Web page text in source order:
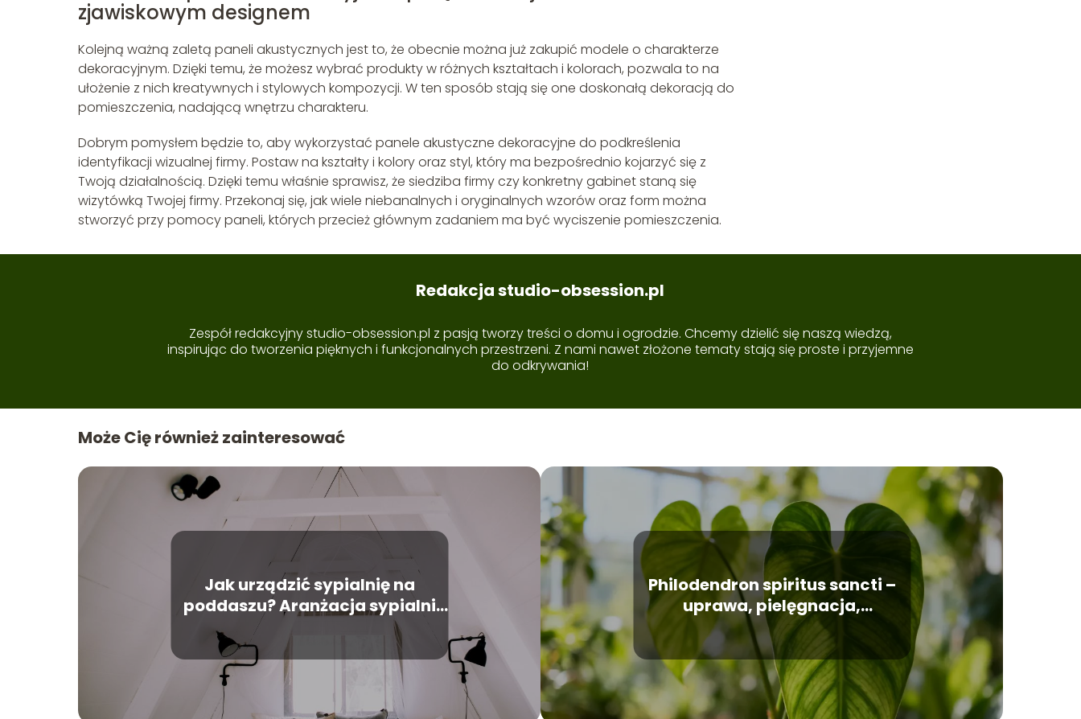
zjawiskowym designem
Kolejną ważną zaletą paneli akustycznych jest to, że obecnie można już zakupić modele o charakterze
dekoracyjnym. Dzięki temu, że możesz wybrać produkty w różnych kształtach i kolorach, pozwala to na
ułożenie z nich kreatywnych i stylowych kompozycji. W ten sposób stają się one doskonałą dekoracją do
pomieszczenia, nadającą wnętrzu charakteru.
Dobrym pomysłem będzie to, aby wykorzystać panele akustyczne dekoracyjne do podkreślenia
identyfikacji wizualnej firmy. Postaw na kształty i kolory oraz styl, który ma bezpośrednio kojarzyć się z
Twoją działalnością. Dzięki temu właśnie sprawisz, że siedziba firmy czy konkretny gabinet staną się
wizytówką Twojej firmy. Przekonaj się, jak wiele niebanalnych i oryginalnych wzorów oraz form można
stworzyć przy pomocy paneli, których przecież głównym zadaniem ma być wyciszenie pomieszczenia.
Redakcja studio-obsession.pl
Zespół redakcyjny studio-obsession.pl z pasją tworzy treści o domu i ogrodzie. Chcemy dzielić się naszą wiedzą,
inspirując do tworzenia pięknych i funkcjonalnych przestrzeni. Z nami nawet złożone tematy stają się proste i przyjemne
do odkrywania!
Może Cię również zainteresować
Jak urządzić sypialnię na
poddaszu? Aranżacja sypialni
Philodendron spiritus sancti –
uprawa, pielęgnacja,
występowanie